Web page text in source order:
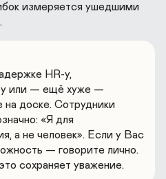
измеряется ушедшими
HR-у,
или — ещё хуже —
на доске. Сотрудники
«Я для
а не человек». Если у Вас
— говорите лично.
сохраняет уважение.